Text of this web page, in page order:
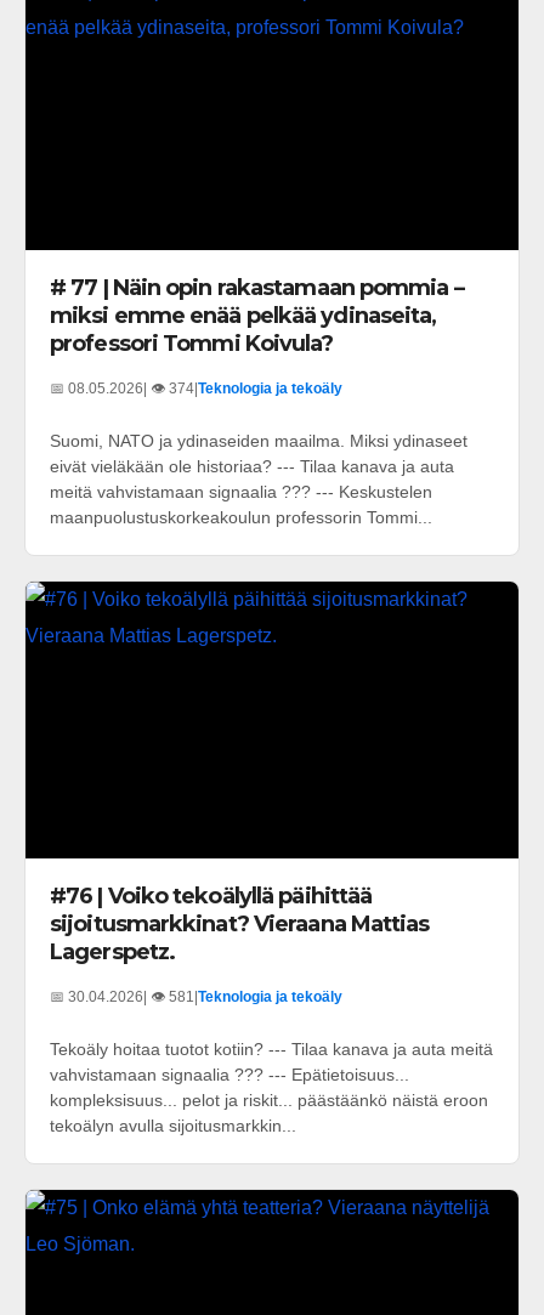
# 77 | Näin opin rakastamaan pommia –
miksi emme enää pelkää ydinaseita,
professori Tommi Koivula?
📅 08.05.2026 | 👁️ 374 Teknologia ja tekoäly
Suomi, NATO ja ydinaseiden maailma. Miksi ydinaseet
eivät vieläkään ole historiaa? --- Tilaa kanava ja auta
meitä vahvistamaan signaalia ??? --- Keskustelen
maanpuolustuskorkeakoulun professorin Tommi...
#76 | Voiko tekoälyllä päihittää
sijoitusmarkkinat? Vieraana Mattias
Lagerspetz.
📅 30.04.2026 | 👁️ 581 Teknologia ja tekoäly
Tekoäly hoitaa tuotot kotiin? --- Tilaa kanava ja auta meitä
vahvistamaan signaalia ??? --- Epätietoisuus...
kompleksisuus... pelot ja riskit... päästäänkö näistä eroon
tekoälyn avulla sijoitusmarkkin...